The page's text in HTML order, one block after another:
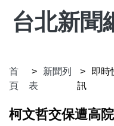
台北新聞
首
頁
新聞列
表
即時
訊
柯文哲交保遭高